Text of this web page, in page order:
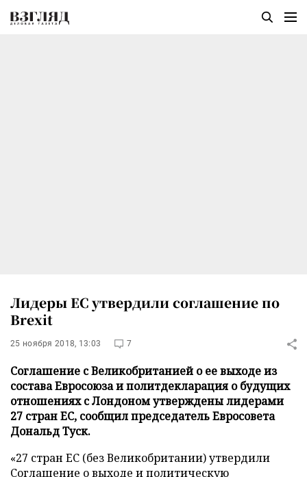
Лидеры ЕС утвердили соглашение по
Brexit
25 ноября 2018, 13:03 7
Соглашение с Великобританией о ее выходе из
состава Евросоюза и политдекларация о будущих
отношениях с Лондоном утверждены лидерами
27 стран ЕС, сообщил председатель Евросовета
Дональд Туск.
«27 стран ЕС (без Великобритании) утвердили
Соглашение о выходе и политическую